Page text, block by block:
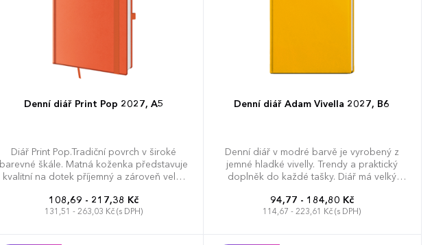
Denní diář Print Pop 2027, A5
Diář Print Pop.Tradiční povrch v široké
barevné škále. Matná koženka představuje
kvalitní na dotek příjemný a zároveň velmi
Uživatelský komfort zvyšují detaily jako
kulaté rohy, poutko na tužku nebo praktická
108,69 - 217,38 Kč
131,51 - 263,03 Kč (s DPH)
Denní diář Adam Vivella 2027, B6
Denní diář v modré barvě je vyrobený z
jemné hladké vivelly. Trendy a praktický
doplněk do každé tašky. Diář má velký
94,77 - 184,80 Kč
114,67 - 223,61 Kč (s DPH)